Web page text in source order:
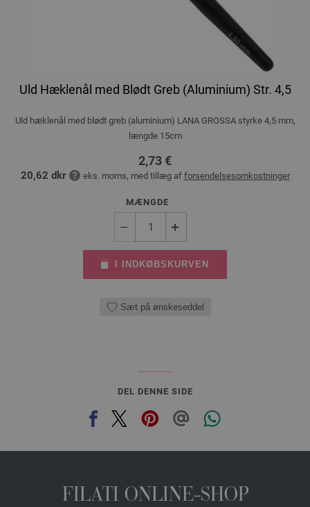
Uld Hæklenål med Blødt Greb (Aluminium) Str. 4,5
Uld hæklenål med blødt greb (aluminium) LANA GROSSA styrke 4,5 mm,
længde 15cm
2,73 €
20,62 dkr eks. moms, med tillæg af forsendelsesomkostninger
MÆNGDE
I INDKØBSKURVEN
Sæt på ønskeseddel
DEL DENNE SIDE
FILATI ONLINE-SHOP